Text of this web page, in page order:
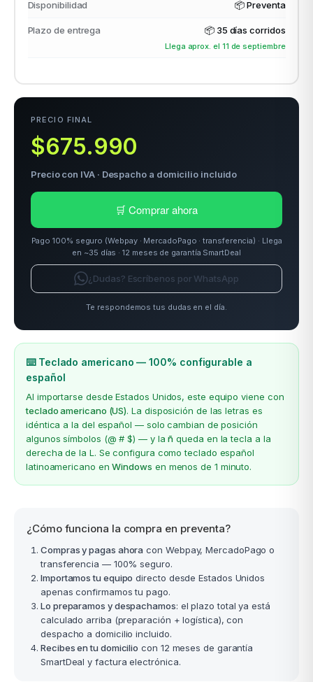
Disponibilidad 📦 Preventa
Plazo de entrega 📦 35 días corridos
Llega aprox. el 11 de septiembre
PRECIO FINAL
$675.990
Precio con IVA · Despacho a domicilio incluido
🛒 Comprar ahora
Pago 100% seguro (Webpay · MercadoPago · transferencia) · Llega
en ~35 días · 12 meses de garantía SmartDeal
¿Dudas? Escríbenos por WhatsApp
Te respondemos tus dudas en el día.
⌨️ Teclado americano — 100% configurable a
español
Al importarse desde Estados Unidos, este equipo viene con
teclado americano (US). La disposición de las letras es
idéntica a la del español — solo cambian de posición
algunos símbolos (@ # $) — y lañ queda en la tecla a la
derecha de la L. Se configura como teclado español
latinoamericano enWindows en menos de 1 minuto.
¿Cómo funciona la compra en preventa?
Compras y pagas ahora con Webpay, MercadoPago o
transferencia — 100% seguro.
Importamos tu equipo directo desde Estados Unidos
apenas confirmamos tu pago.
Lo preparamos y despachamos: el plazo total ya está
calculado arriba (preparación + logística), con
despacho a domicilio incluido.
Recibes en tu domicilio con 12 meses de garantía
SmartDeal y factura electrónica.